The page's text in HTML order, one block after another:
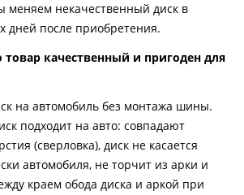
меняем некачественный диск в
дней после приобретения.
товар качественный и пригоден для
на автомобиль без монтажа шины.
подходит на авто: совпадают
(сверловка), диск не касается
автомобиля, не торчит из арки и
краем обода диска и аркой при